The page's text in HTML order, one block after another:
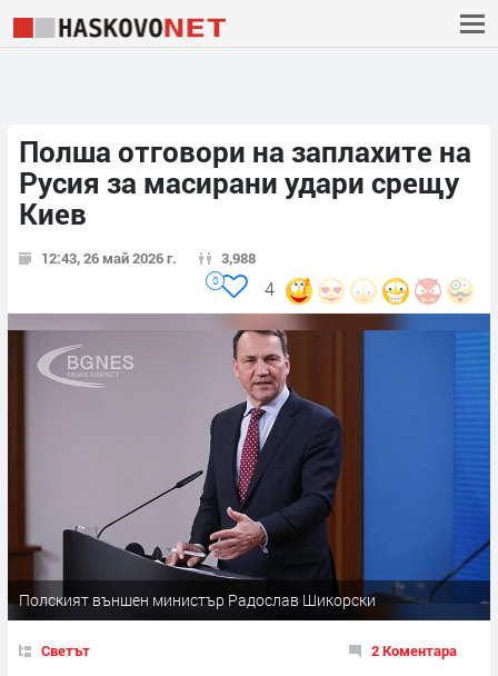
Полша отговори на заплахите на
Русия за масирани удари срещу
Киев
12:43, 26 май 2026 г. 3,988
4
0
Полският външен министър Радослав Шикорски
Светът 2 Коментара